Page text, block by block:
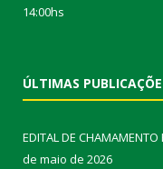
14:00hs
ÚLTIMAS
EDITAL DE
de maio de 2026